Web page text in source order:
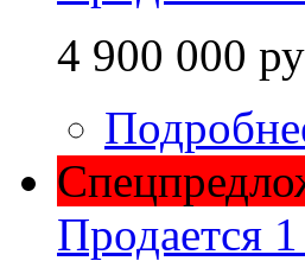
4 900 000
Продается